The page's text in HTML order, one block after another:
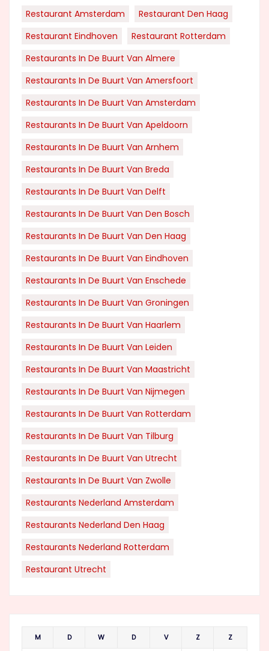
Restaurant Amsterdam
Restaurant Den Haag
Restaurant Eindhoven
Restaurant Rotterdam
Restaurants In De Buurt Van Almere
Restaurants In De Buurt Van Amersfoort
Restaurants In De Buurt Van Amsterdam
Restaurants In De Buurt Van Apeldoorn
Restaurants In De Buurt Van Arnhem
Restaurants In De Buurt Van Breda
Restaurants In De Buurt Van Delft
Restaurants In De Buurt Van Den Bosch
Restaurants In De Buurt Van Den Haag
Restaurants In De Buurt Van Eindhoven
Restaurants In De Buurt Van Enschede
Restaurants In De Buurt Van Groningen
Restaurants In De Buurt Van Haarlem
Restaurants In De Buurt Van Leiden
Restaurants In De Buurt Van Maastricht
Restaurants In De Buurt Van Nijmegen
Restaurants In De Buurt Van Rotterdam
Restaurants In De Buurt Van Tilburg
Restaurants In De Buurt Van Utrecht
Restaurants In De Buurt Van Zwolle
Restaurants Nederland Amsterdam
Restaurants Nederland Den Haag
Restaurants Nederland Rotterdam
Restaurant Utrecht
M D W D V Z Z